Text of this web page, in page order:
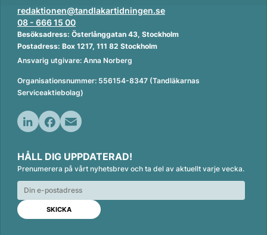
redaktionen@tandlakartidningen.se
08 - 666 15 00
Besöksadress: Österlånggatan 43, Stockholm
Postadress: Box 1217, 111 82 Stockholm
Ansvarig utgivare: Anna Norberg
Organisationsnummer: 556154-8347 (Tandläkarnas
Serviceaktiebolag)
n
k
e
d
n
c
e
b
o
o
k
a
i
l
HÅLL DIG UPPDATERAD!
Prenumerera på vårt nyhetsbrev och ta del av aktuellt varje vecka.